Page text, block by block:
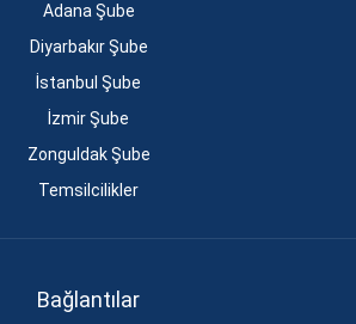
Adana Şube
Diyarbakır Şube
İstanbul Şube
İzmir Şube
Zonguldak Şube
Temsilcilikler
Bağlantılar